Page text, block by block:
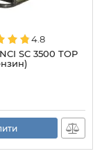
4.8
SC 3500 TOP